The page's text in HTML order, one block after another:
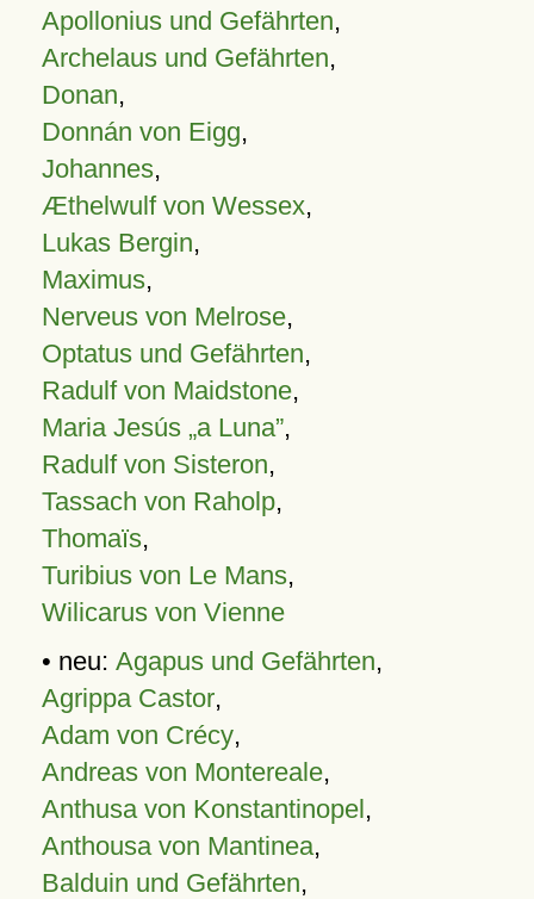
Apollonius und Gefährten,
Archelaus und Gefährten,
Donan,
Donnán von Eigg,
Johannes,
Æthelwulf von Wessex,
Lukas Bergin,
Maximus,
Nerveus von Melrose,
Optatus und Gefährten,
Radulf von Maidstone,
Maria Jesús „a Luna”,
Radulf von Sisteron,
Tassach von Raholp,
Thomaïs,
Turibius von Le Mans,
Wilicarus von Vienne
• neu: Agapus und Gefährten,
Agrippa Castor,
Adam von Crécy,
Andreas von Montereale,
Anthusa von Konstantinopel,
Anthousa von Mantinea,
Balduin und Gefährten,